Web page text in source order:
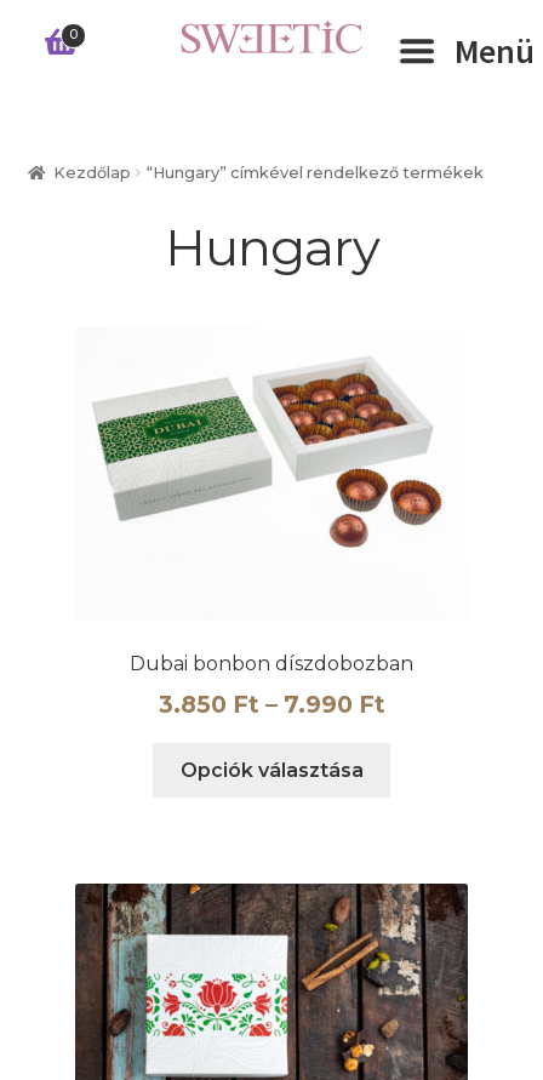
Ugrás
Kilépés
0 Menü
KAPCSOLAT
Kezdőlap “Hungary” címkével rendelkező termékek
Hungary
Dubai bonbon díszdobozban
3.850 Ft – 7.990 Ft
Opciók választása
van.
A
változatok
a
termékoldalon
választhatók